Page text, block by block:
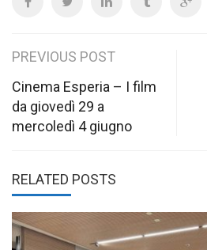
Post
navigation
PREVIOUS POST
Cinema Esperia – I film
da giovedì 29 a
mercoledì 4 giugno
RELATED POSTS